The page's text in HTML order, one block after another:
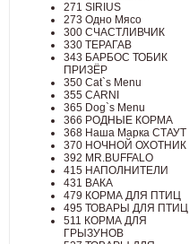
271 SIRIUS
273 Одно Мясо
300 СЧАСТЛИВЧИК
330 ТЕРАГАВ
343 БАРБОС ТОБИК
ПРИЗЁР
350 Cat`s Menu
355 CARNI
365 Dog`s Menu
366 РОДНЫЕ КОРМА
368 Наша Марка СТАУТ
370 НОЧНОЙ ОХОТНИК
392 MR.BUFFALO
415 НАПОЛНИТЕЛИ
431 ВАКА
479 КОРМА ДЛЯ ПТИЦ
495 ТОВАРЫ ДЛЯ ПТИЦ
511 КОРМА ДЛЯ
ГРЫЗУНОВ